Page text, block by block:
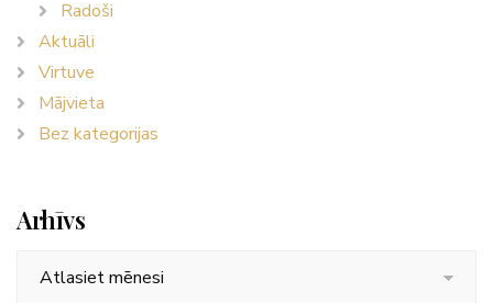
Radoši
Aktuāli
Virtuve
Mājvieta
Bez kategorijas
Arhīvs